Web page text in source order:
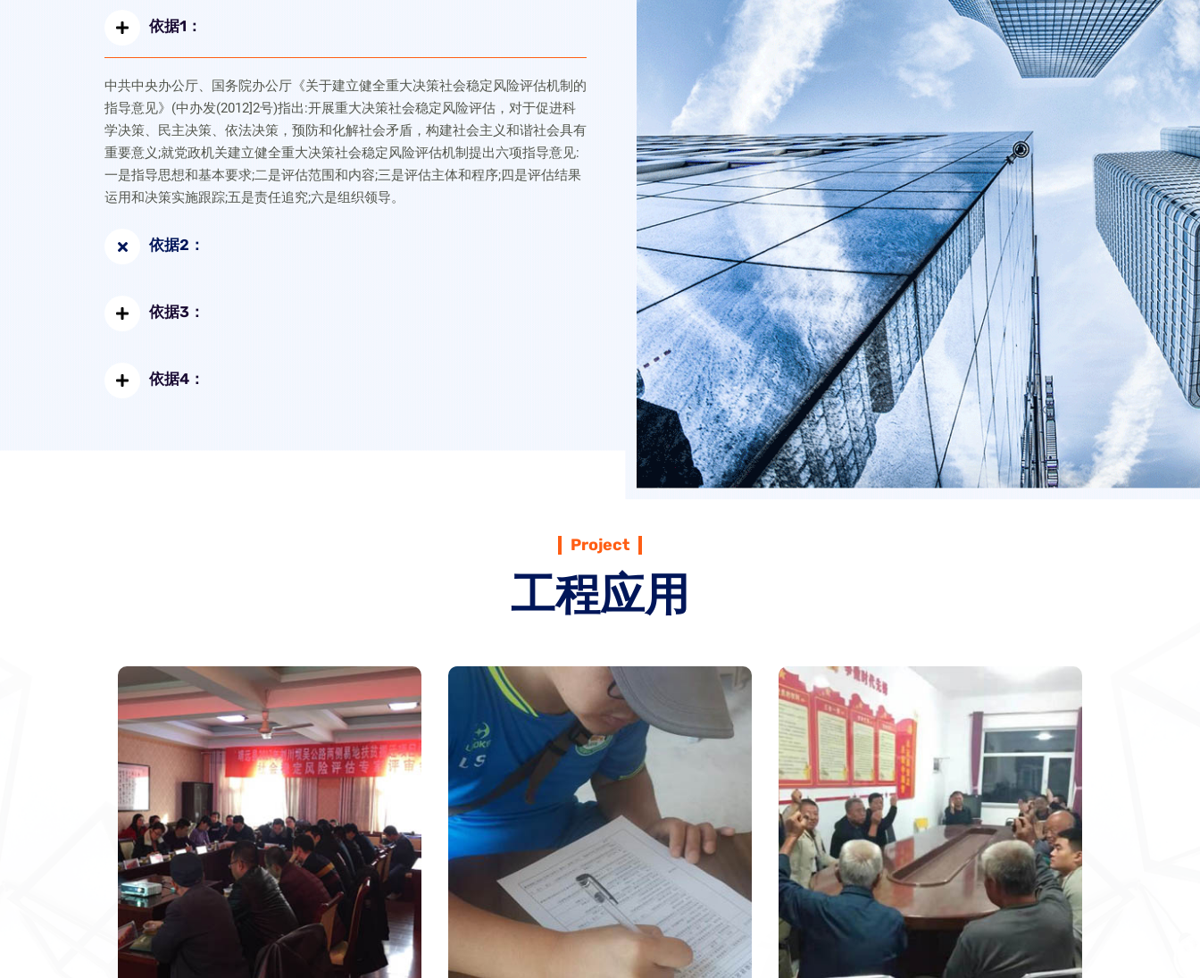
依据1：
中共中央办公厅、国务院办公厅《关于建立健全重大决策社会稳定风险评估机制的
指导意见》(中办发(2012]2号)指出:开展重大决策社会稳定风险评估，对于促进科
学决策、民主决策、依法决策，预防和化解社会矛盾，构建社会主义和谐社会具有
重要意义;就党政机关建立健全重大决策社会稳定风险评估机制提出六项指导意见:
一是指导思想和基本要求;二是评估范围和内容;三是评估主体和程序;四是评估结果
运用和决策实施跟踪;五是责任追究;六是组织领导。
依据2：
依据3：
依据4：
Project
工程应用
稳评：充分听取意见 社会稳定风险评估的程序
稳定风险评估 山西稳评报告
稳评：山西社会稳定风险评
估